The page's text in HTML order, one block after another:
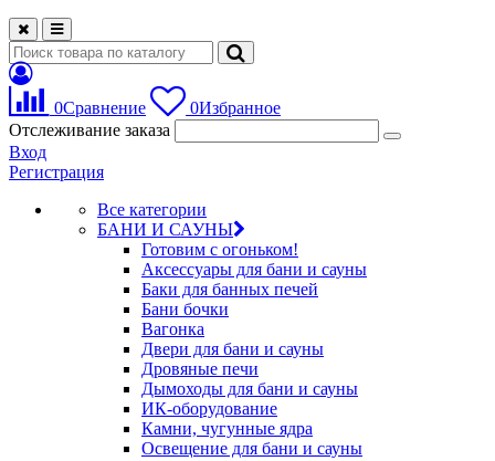
0Сравнение 0Избранное
Отслеживание заказа
Вход
Регистрация
Все категории
БАНИ И САУНЫ
Готовим с огоньком!
Аксессуары для бани и сауны
Баки для банных печей
Бани бочки
Вагонка
Двери для бани и сауны
Дровяные печи
Дымоходы для бани и сауны
ИК-оборудование
Камни, чугунные ядра
Освещение для бани и сауны